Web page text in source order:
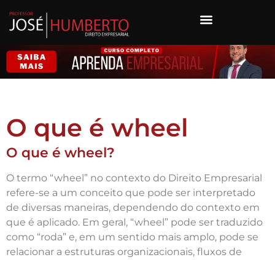
O que é wheel
O que é wheel?
O termo “wheel” no contexto do Direito Empresarial
refere-se a um conceito que pode ser interpretado
de diversas maneiras, dependendo do contexto em
que é aplicado. Em geral, “wheel” pode ser traduzido
como “roda” e, em um sentido mais amplo, pode se
relacionar a estruturas organizacionais, fluxos de